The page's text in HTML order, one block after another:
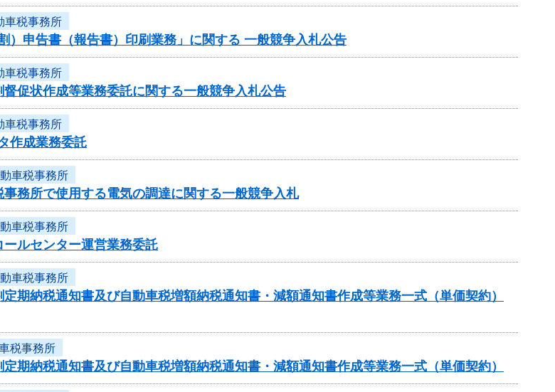
車税事務所
）申告書（報告書）印刷業務」に関する 一般競争入札公告
車税事務所
促状作成等業務委託に関する一般競争入札公告
車税事務所
作成業務委託
車税事務所
務所で使用する電気の調達に関する一般競争入札
車税事務所
ルセンター運営業務委託
車税事務所
期納税通知書及び自動車税増額納税通知書・減額通知書作成等業務一式（単価契約）
税事務所
期納税通知書及び自動車税増額納税通知書・減額通知書作成等業務一式（単価契約）